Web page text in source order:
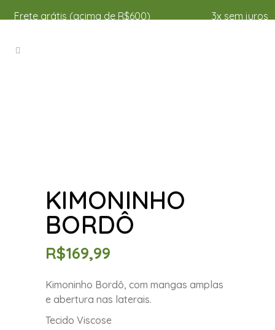
Frete grátis (acima de R$600) 3x sem juros
KIMONINHO
BORDÔ
R$169,99
Kimoninho Bordô, com mangas amplas
e abertura nas laterais.
Tecido Viscose